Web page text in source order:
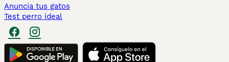
Anuncia tus gatos
Test perro ideal